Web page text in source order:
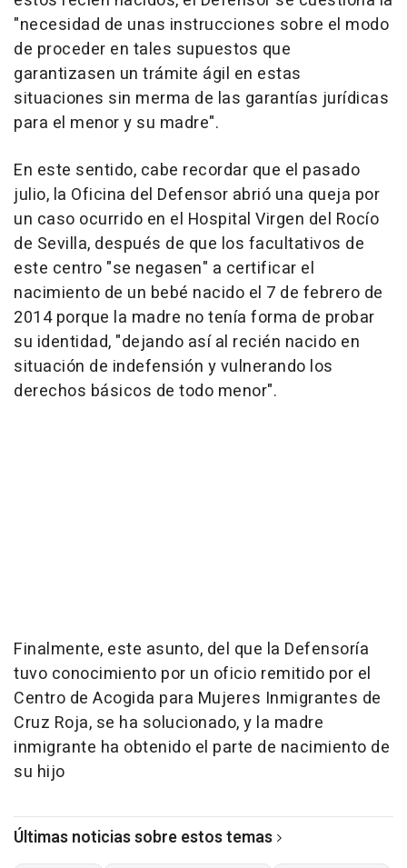
"necesidad de unas instrucciones sobre el modo
de proceder en tales supuestos que
garantizasen un trámite ágil en estas
situaciones sin merma de las garantías jurídicas
para el menor y su madre".
En este sentido, cabe recordar que el pasado
julio, la Oficina del Defensor abrió una queja por
un caso ocurrido en el Hospital Virgen del Rocío
de Sevilla, después de que los facultativos de
este centro "se negasen" a certificar el
nacimiento de un bebé nacido el 7 de febrero de
2014 porque la madre no tenía forma de probar
su identidad, "dejando así al recién nacido en
situación de indefensión y vulnerando los
derechos básicos de todo menor".
Finalmente, este asunto, del que la Defensoría
tuvo conocimiento por un oficio remitido por el
Centro de Acogida para Mujeres Inmigrantes de
Cruz Roja, se ha solucionado, y la madre
inmigrante ha obtenido el parte de nacimiento de
su hijo
Últimas noticias sobre estos temas